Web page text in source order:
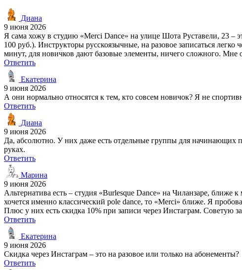
Диана
9 июня 2026
Я сама хожу в студию «Merci Dance» на улице Шота Руставели, 23 –
100 руб.). Инструкторы русскоязычные, на разовое записаться
минут, для новичков дают базовые элементы, ничего сложного. Мне
Ответить
Екатерина
9 июня 2026
А они нормально относятся к тем, кто совсем новичок? Я не
Ответить
Диана
9 июня 2026
Да, абсолютно. У них даже есть отдельные группы для начинающих
руках.
Ответить
Марина
9 июня 2026
Альтернатива есть – студия «Burlesque Dance» на Чиланзаре,
хочется именно классический pole dance, то «Merci» ближе. Я
Плюс у них есть скидка 10% при записи через Инстаграм. Советую
Ответить
Екатерина
9 июня 2026
Скидка через Инстаграм – это на разовое или только на абонементы?
Ответить